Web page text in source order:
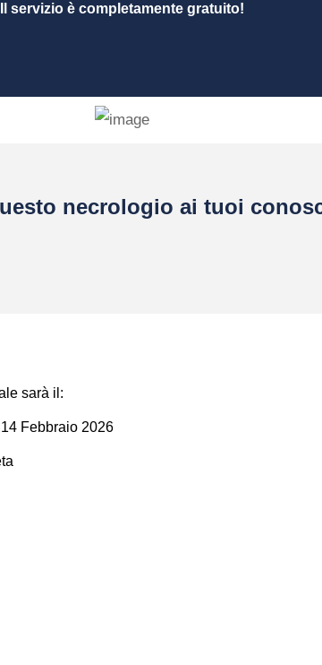
Il servizio è completamente gratuito!
necrologio ai tuoi
sarà il:
Febbraio 2026